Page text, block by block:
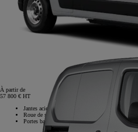
À partir de
57 800 € HT
Jantes acier 15''
Roue de secours
Portes battantes 180°